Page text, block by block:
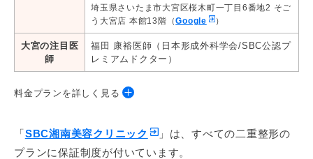
埼玉県さいたま市大宮区桜木町一丁目6番地2 そご
う大宮店 本館13階（Google ）
大宮の注目医
師
福田 康裕医師（日本形成外科学会/SBC公認プ
レミアムドクター）
料金プランを詳しく見る
◆埋没法
「SBC湘南美容クリニック
」は、すべての二重整形の
プランに保証制度が付いています。